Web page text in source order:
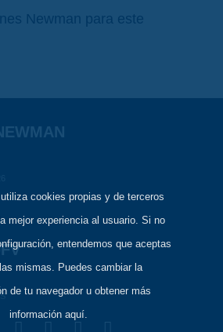
Newman para este
cookies propias y de terceros
mejor experiencia al usuario. Si no
entendemos que aceptas
mismas. Puedes cambiar la
de tu navegador u obtener más
información aquí.